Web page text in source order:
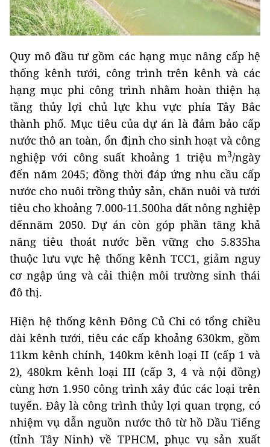
Quy mô đầu tư gồm các hạng mục nâng cấp hệ
thống kênh tưới, công trình trên kênh và các
hạng mục phi công trình nhằm hoàn thiện hạ
tầng thủy lợi chủ lực khu vực phía Tây Bắc
thành phố. Mục tiêu của dự án là đảm bảo cấp
nước thô an toàn, ổn định cho sinh hoạt và công
nghiệp với công suất khoảng 1 triệu m3/ngày
đến năm 2045; đồng thời đáp ứng nhu cầu cấp
nước cho nuôi trồng thủy sản, chăn nuôi và tưới
tiêu cho khoảng 7.000-11.500ha đất nông nghiệp
đếnnăm 2050. Dự án còn góp phần tăng khả
năng tiêu thoát nước bền vững cho 5.835ha
thuộc lưu vực hệ thống kênh TCC1, giảm nguy
cơ ngập úng và cải thiện môi trường sinh thái
đô thị.
Hiện hệ thống kênh Đông Củ Chi có tổng chiều
dài kênh tưới, tiêu các cấp khoảng 630km, gồm
11km kênh chính, 140km kênh loại II (cấp 1 và
2), 480km kênh loại III (cấp 3, 4 và nội đồng)
cùng hơn 1.950 công trình xây đúc các loại trên
tuyến. Đây là công trình thủy lợi quan trọng, có
nhiệm vụ dẫn nguồn nước thô từ hồ Dầu Tiếng
(tỉnh Tây Ninh) về TPHCM, phục vụ sản xuất